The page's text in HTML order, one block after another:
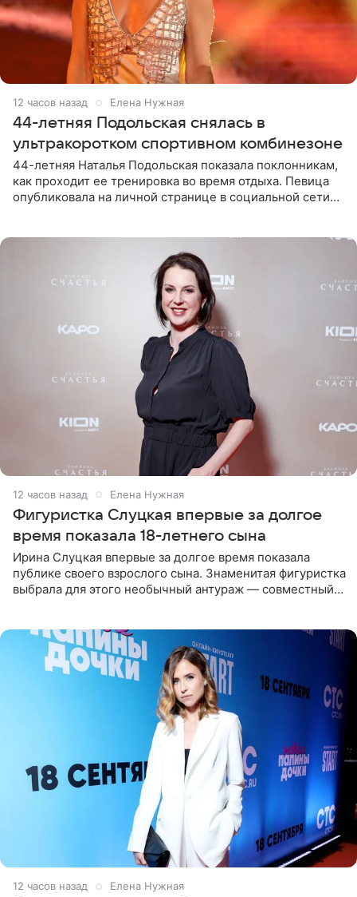
12 часов назад Елена Нужная
44-летняя Подольская снялась в
ультракоротком спортивном комбинезоне
44-летняя Наталья Подольская показала поклонникам,
как проходит ее тренировка во время отдыха. Певица
опубликовала на личной странице в социальной сети
12 часов назад Елена Нужная
Фигуристка Слуцкая впервые за долгое
время показала 18-летнего сына
Ирина Слуцкая впервые за долгое время показала
публике своего взрослого сына. Знаменитая фигуристка
выбрала для этого необычный антураж — совместный
12 часов назад Елена Нужная